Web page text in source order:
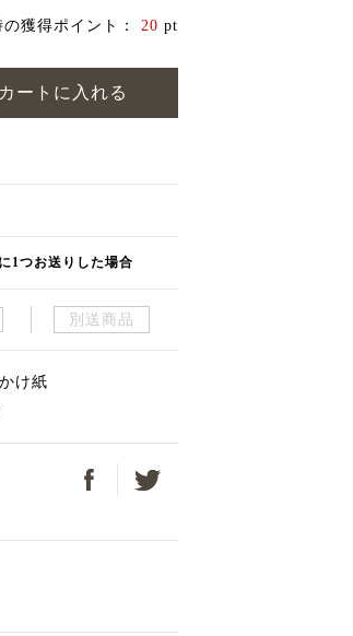
獲得ポイント： 20 pt
カートに入れる
1つお送りした場合
別送商品
け紙